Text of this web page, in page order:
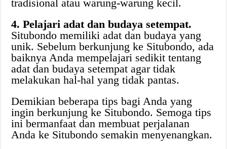
tradisional atau warung-warung kecil.
4. Pelajari adat dan budaya setempat.
Situbondo memiliki adat dan budaya yang
unik. Sebelum berkunjung ke Situbondo, ada
baiknya Anda mempelajari sedikit tentang
adat dan budaya setempat agar tidak
melakukan hal-hal yang tidak pantas.
Demikian beberapa tips bagi Anda yang
ingin berkunjung ke Situbondo. Semoga tips
ini bermanfaat dan membuat perjalanan
Anda ke Situbondo semakin menyenangkan.